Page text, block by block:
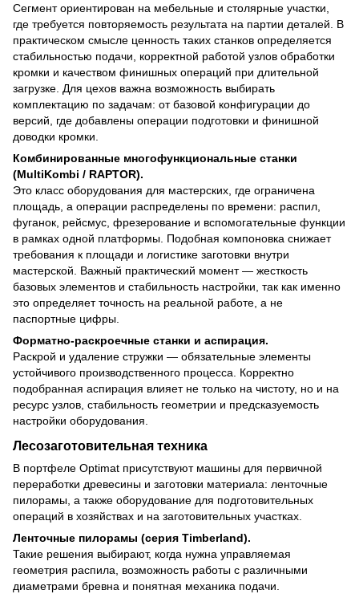
Сегмент ориентирован на мебельные и столярные участки,
где требуется повторяемость результата на партии деталей. В
практическом смысле ценность таких станков определяется
стабильностью подачи, корректной работой узлов обработки
кромки и качеством финишных операций при длительной
загрузке. Для цехов важна возможность выбирать
комплектацию по задачам: от базовой конфигурации до
версий, где добавлены операции подготовки и финишной
доводки кромки.
Комбинированные многофункциональные станки
(MultiKombi / RAPTOR).
Это класс оборудования для мастерских, где ограничена
площадь, а операции распределены по времени: распил,
фуганок, рейсмус, фрезерование и вспомогательные функции
в рамках одной платформы. Подобная компоновка снижает
требования к площади и логистике заготовки внутри
мастерской. Важный практический момент — жесткость
базовых элементов и стабильность настройки, так как именно
это определяет точность на реальной работе, а не
паспортные цифры.
Форматно-раскроечные станки и аспирация.
Раскрой и удаление стружки — обязательные элементы
устойчивого производственного процесса. Корректно
подобранная аспирация влияет не только на чистоту, но и на
ресурс узлов, стабильность геометрии и предсказуемость
настройки оборудования.
Лесозаготовительная техника
В портфеле Optimat присутствуют машины для первичной
переработки древесины и заготовки материала: ленточные
пилорамы, а также оборудование для подготовительных
операций в хозяйствах и на заготовительных участках.
Ленточные пилорамы (серия Timberland).
Такие решения выбирают, когда нужна управляемая
геометрия распила, возможность работы с различными
диаметрами бревна и понятная механика подачи.